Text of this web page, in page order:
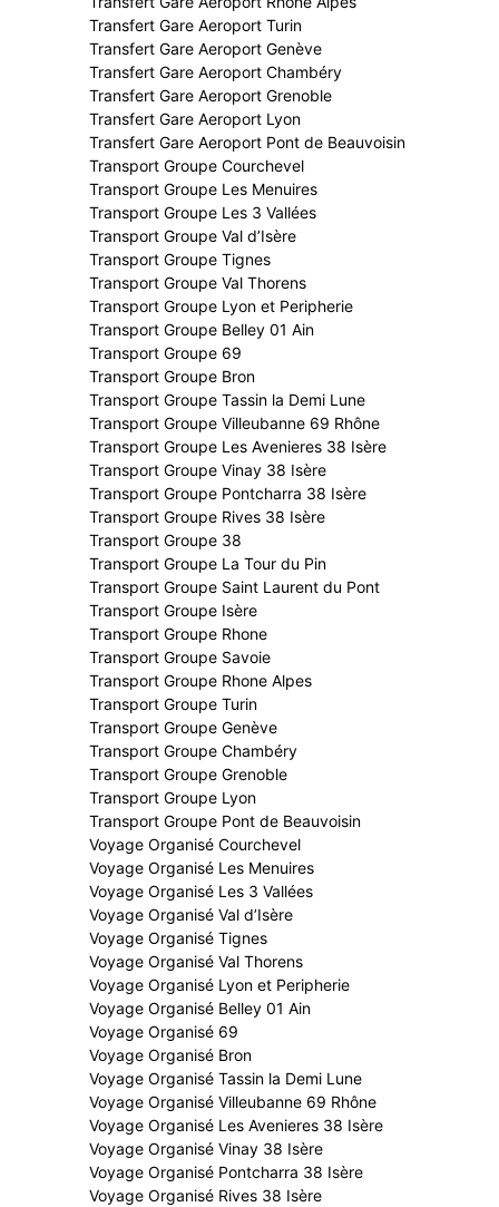
Transfert Gare Aeroport Turin
Transfert Gare Aeroport Genève
Transfert Gare Aeroport Chambéry
Transfert Gare Aeroport Grenoble
Transfert Gare Aeroport Lyon
Transfert Gare Aeroport Pont de Beauvoisin
Transport Groupe Courchevel
Transport Groupe Les Menuires
Transport Groupe Les 3 Vallées
Transport Groupe Val d’Isère
Transport Groupe Tignes
Transport Groupe Val Thorens
Transport Groupe Lyon et Peripherie
Transport Groupe Belley 01 Ain
Transport Groupe 69
Transport Groupe Bron
Transport Groupe Tassin la Demi Lune
Transport Groupe Villeubanne 69 Rhône
Transport Groupe Les Avenieres 38 Isère
Transport Groupe Vinay 38 Isère
Transport Groupe Pontcharra 38 Isère
Transport Groupe Rives 38 Isère
Transport Groupe 38
Transport Groupe La Tour du Pin
Transport Groupe Saint Laurent du Pont
Transport Groupe Isère
Transport Groupe Rhone
Transport Groupe Savoie
Transport Groupe Rhone Alpes
Transport Groupe Turin
Transport Groupe Genève
Transport Groupe Chambéry
Transport Groupe Grenoble
Transport Groupe Lyon
Transport Groupe Pont de Beauvoisin
Voyage Organisé Courchevel
Voyage Organisé Les Menuires
Voyage Organisé Les 3 Vallées
Voyage Organisé Val d’Isère
Voyage Organisé Tignes
Voyage Organisé Val Thorens
Voyage Organisé Lyon et Peripherie
Voyage Organisé Belley 01 Ain
Voyage Organisé 69
Voyage Organisé Bron
Voyage Organisé Tassin la Demi Lune
Voyage Organisé Villeubanne 69 Rhône
Voyage Organisé Les Avenieres 38 Isère
Voyage Organisé Vinay 38 Isère
Voyage Organisé Pontcharra 38 Isère
Voyage Organisé Rives 38 Isère